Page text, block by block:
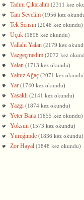
Tadını Çıkaralım (2311 kez
Tam Sevelim (1956 kez
Tek Sensin (2048 kez okundu)
Uçuk (1898 kez okundu)
Vallahi Yalan (2179 kez
Vazgeçmedim (2072 kez
Yalan (1713 kez okundu)
Yalnız Ağaç (2071 kez
Yar (1740 kez okundu)
Yasaklı (2141 kez okundu)
Yazgı (1874 kez okundu)
Yeter Bana (1855 kez okundu)
Yoksun (1573 kez okundu)
Yüreğimde (1836 kez okundu)
Zor Hayal (1848 kez okundu)